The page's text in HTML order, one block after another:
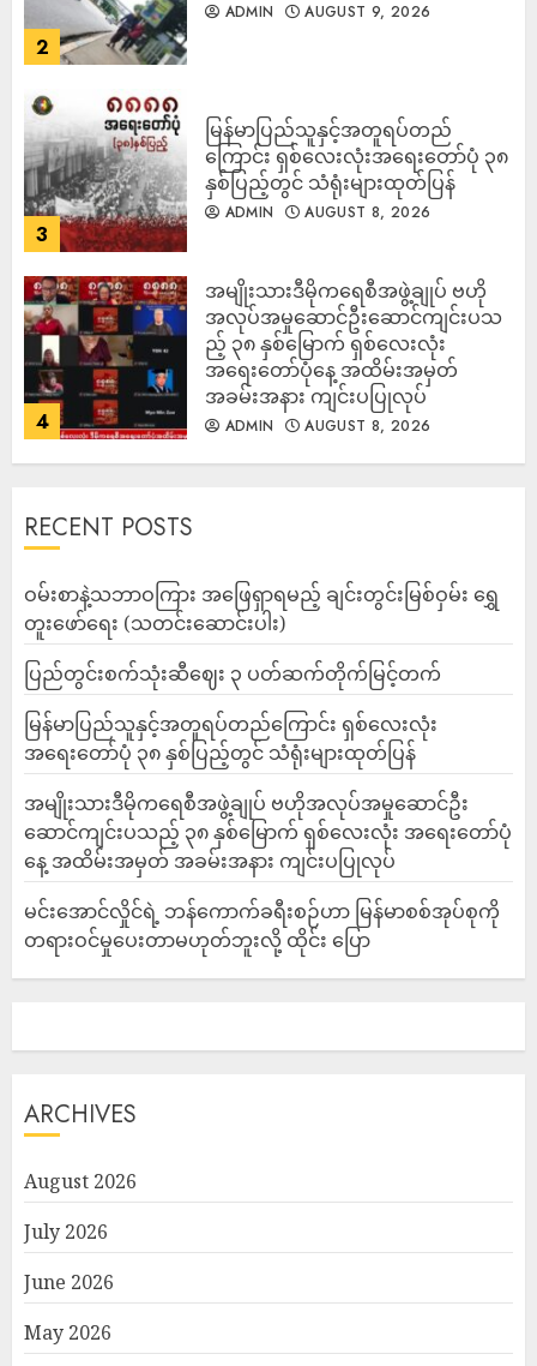
2
ADMIN AUGUST 9, 2026
3
မြန်မာပြည်သူနှင့်အတူရပ်တည်
ကြောင်း ရှစ်လေးလုံးအရေးတော်ပုံ ၃၈
နှစ်ပြည့်တွင် သံရုံးများထုတ်ပြန်
ADMIN AUGUST 8, 2026
4
အမျိုးသားဒီမိုကရေစီအဖွဲ့ချုပ် ဗဟို
အလုပ်အမှုဆောင်ဦးဆောင်ကျင်းပသ
ည့် ၃၈ နှစ်မြောက် ရှစ်လေးလုံး
အရေးတော်ပုံနေ့ အထိမ်းအမှတ်
အခမ်းအနား ကျင်းပပြုလုပ်
ADMIN AUGUST 8, 2026
RECENT POSTS
ဝမ်းစာနဲ့သဘာဝကြား အဖြေရှာရမည့် ချင်းတွင်းမြစ်ဝှမ်း ရွှေ
တူးဖော်ရေး (သတင်းဆောင်းပါး)
ပြည်တွင်းစက်သုံးဆီဈေး ၃ ပတ်ဆက်တိုက်မြင့်တက်
မြန်မာပြည်သူနှင့်အတူရပ်တည်ကြောင်း ရှစ်လေးလုံး
အရေးတော်ပုံ ၃၈ နှစ်ပြည့်တွင် သံရုံးများထုတ်ပြန်
အမျိုးသားဒီမိုကရေစီအဖွဲ့ချုပ် ဗဟိုအလုပ်အမှုဆောင်ဦး
ဆောင်ကျင်းပသည့် ၃၈ နှစ်မြောက် ရှစ်လေးလုံး အရေးတော်ပုံ
နေ့ အထိမ်းအမှတ် အခမ်းအနား ကျင်းပပြုလုပ်
မင်းအောင်လှိုင်ရဲ့ ဘန်ကောက်ခရီးစဉ်ဟာ မြန်မာစစ်အုပ်စုကို
တရားဝင်မှုပေးတာမဟုတ်ဘူးလို့ ထိုင်း ပြော
ARCHIVES
August 2026
July 2026
June 2026
May 2026